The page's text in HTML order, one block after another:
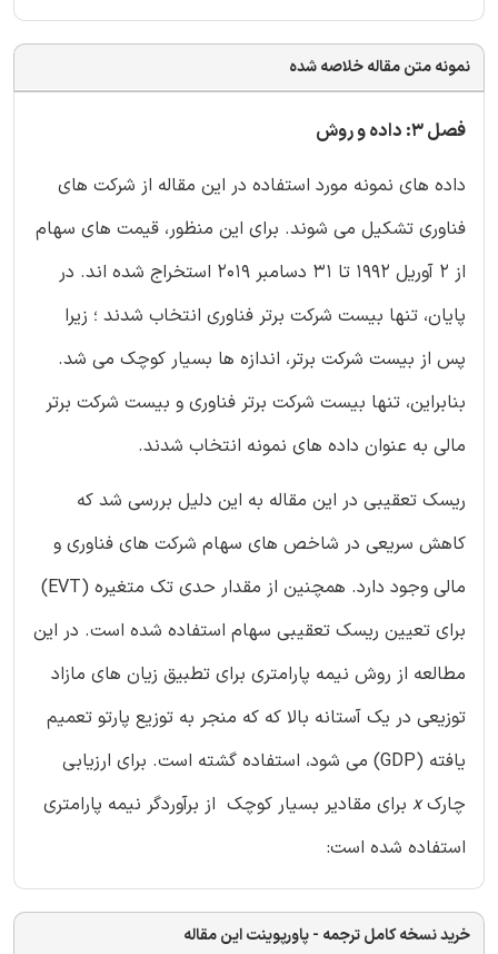
نمونه متن مقاله خلاصه شده
فصل 3: داده و روش
داده های نمونه مورد استفاده در این مقاله از شرکت های
فناوری تشکیل می شوند. برای این منظور، قیمت های سهام
از 2 آوریل 1992 تا 31 دسامبر 2019 استخراج شده اند. در
پایان، تنها بیست شرکت برتر فناوری انتخاب شدند ؛ زیرا
پس از بیست شرکت برتر، اندازه ها بسیار کوچک می شد.
بنابراین، تنها بیست شرکت برتر فناوری و بیست شرکت برتر
مالی به عنوان داده های نمونه انتخاب شدند.
ریسک تعقیبی در این مقاله به این دلیل بررسی شد که
کاهش سریعی در شاخص های سهام شرکت های فناوری و
مالی وجود دارد. همچنین از مقدار حدی تک متغیره (EVT)
برای تعیین ریسک تعقیبی سهام استفاده شده است. در این
مطالعه از روش نیمه پارامتری برای تطبیق زیان های مازاد
توزیعی در یک آستانه بالا که که منجر به توزیع پارتو تعمیم
یافته (GDP) می شود، استفاده گشته است. برای ارزیابی
چارکx برای مقادیر بسیار کوچک از برآوردگر نیمه پارامتری
استفاده شده است:
خرید نسخه کامل ترجمه - پاورپوینت این مقاله